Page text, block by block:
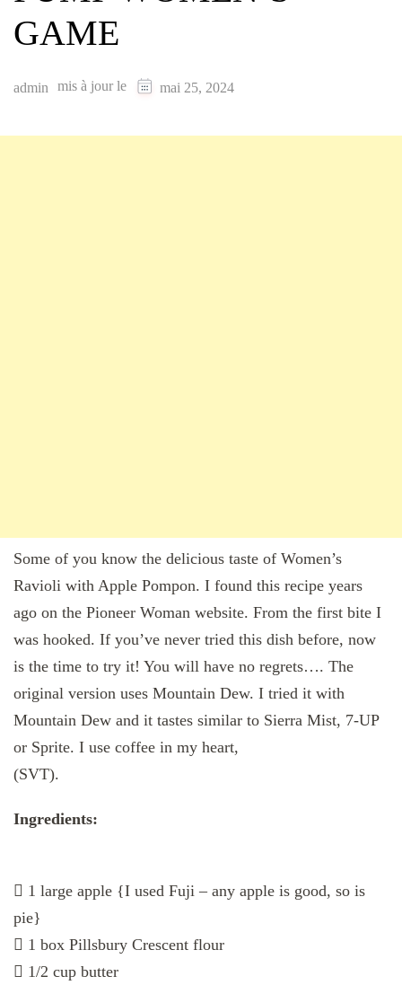
GAME
admin mis à jour le mai 25, 2024
Some of you know the delicious taste of Women’s
Ravioli with Apple Pompon. I found this recipe years
ago on the Pioneer Woman website. From the first bite I
was hooked. If you’ve never tried this dish before, now
is the time to try it! You will have no regrets…. The
original version uses Mountain Dew. I tried it with
Mountain Dew and it tastes similar to Sierra Mist, 7-UP
or Sprite. I use coffee in my heart,
(SVT).
Ingredients:
 1 large apple {I used Fuji – any apple is good, so is
pie}
 1 box Pillsbury Crescent flour
 1/2 cup butter